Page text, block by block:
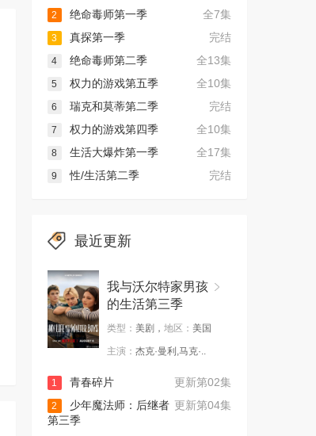
全7集
2
绝命毒师第一季
完结
3
真探第一季
全13集
4
绝命毒师第二季
全10集
5
权力的游戏第五季
完结
6
瑞克和莫蒂第二季
全10集
7
权力的游戏第四季
全17集
8
生活大爆炸第一季
完结
9 性/生活第二季
最近更新
我与沃尔特家男孩
的生活第三季
类型： 美剧， 地区： 美国
主演： 杰克·曼利,马克·..
更新第02集
1
青春碎片
更新第04集
2
少年魔法师：后继者
第三季